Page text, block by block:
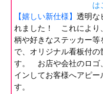
は
【嬉しい新仕様】 透明な
れました！ これにより
柄や好きなステッカー
で、オリジナル看板付の
す。 お店や会社のロゴ
インしてお客様へアピ
す。